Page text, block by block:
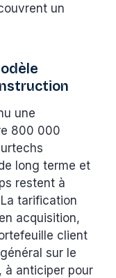
un
une
800 000
long terme et
restent à
tarification
acquisition,
client
sur le
à anticiper pour